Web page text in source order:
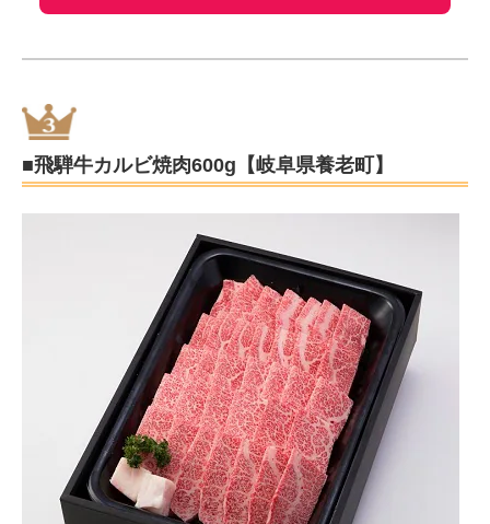
■飛騨牛カルビ焼肉600g【岐阜県養老町】